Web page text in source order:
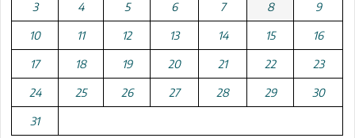
3 4 5 6 7 8 9
10 11 12 13 14 15 16
17 18 19 20 21 22 23
24 25 26 27 28 29 30
31